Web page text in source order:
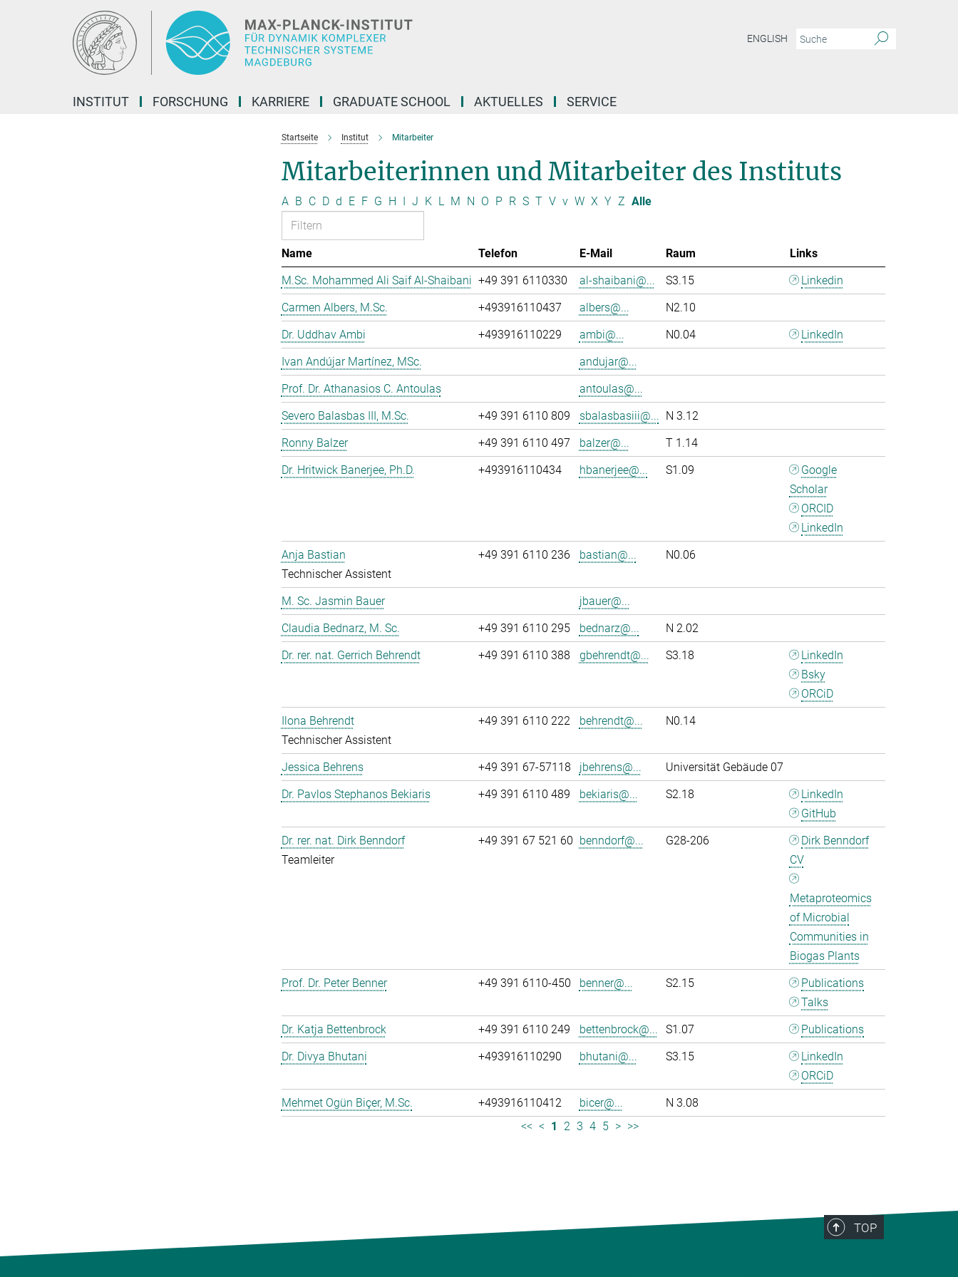
ENGLISH
INSTITUT FORSCHUNG KARRIERE GRADUATE SCHOOL AKTUELLES SERVICE
Startseite Institut Mitarbeiter
Mitarbeiterinnen und Mitarbeiter des Instituts
A B C D d E F G H I J K L M N O P R S T V v W X Y Z Alle
Name Telefon E-Mail Raum
Links
M.Sc. Mohammed Ali Saif Al-Shaibani +49 391 6110330 al-shaibani@... S3.15
Linkedin
Carmen Albers, M.Sc.
+493916110437 albers@...
N2.10
Dr. Uddhav Ambi
+493916110229 ambi@... N0.04
LinkedIn
Ivan Andújar Martínez, MSc.
andujar@...
Prof. Dr. Athanasios C. Antoulas
antoulas@...
Severo Balasbas III, M.Sc.
+49 391 6110 809 sbalasbasiii@... N 3.12
Ronny Balzer
+49 391 6110 497 balzer@...
T 1.14
Dr. Hritwick Banerjee, Ph.D.
+493916110434 hbanerjee@... S1.09
Google
Scholar
ORCID
LinkedIn
Anja Bastian
Technischer Assistent
+49 391 6110 236 bastian@... N0.06
M. Sc. Jasmin Bauer
jbauer@...
Claudia Bednarz, M. Sc.
+49 391 6110 295 bednarz@...
N 2.02
Dr. rer. nat. Gerrich Behrendt
+49 391 6110 388 gbehrendt@... S3.18
LinkedIn
Bsky
ORCiD
Ilona Behrendt
Technischer Assistent
+49 391 6110 222 behrendt@... N0.14
Jessica Behrens +49 391 67-57118 jbehrens@...
Universität Gebäude 07
Dr. Pavlos Stephanos Bekiaris
+49 391 6110 489 bekiaris@... S2.18
LinkedIn
GitHub
Dr. rer. nat. Dirk Benndorf
Teamleiter
+49 391 67 521 60 benndorf@... G28-206
Dirk Benndorf
CV
Metaproteomics
of Microbial
Communities in
Biogas Plants
Prof. Dr. Peter Benner
+49 391 6110-450 benner@... S2.15
Publications
Talks
Dr. Katja Bettenbrock
+49 391 6110 249 bettenbrock@... S1.07
Publications
Dr. Divya Bhutani
+493916110290 bhutani@... S3.15
LinkedIn
ORCiD
Mehmet Ogün Biçer, M.Sc.
+493916110412 bicer@...
N 3.08
<< < 1 2 3 4 5 > >>
TOP